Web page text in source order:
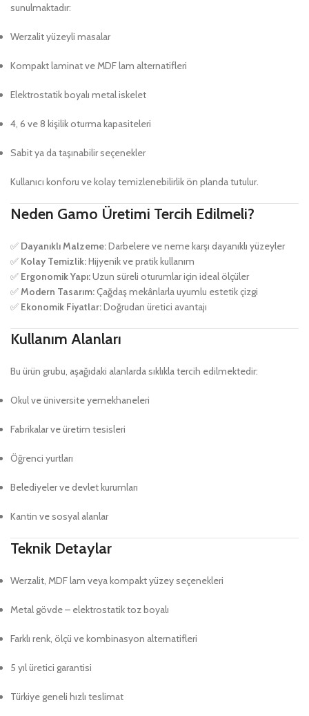
sunulmaktadır:
Werzalit yüzeyli masalar
Kompakt laminat ve MDF lam alternatifleri
Elektrostatik boyalı metal iskelet
4, 6 ve 8 kişilik oturma kapasiteleri
Sabit ya da taşınabilir seçenekler
Kullanıcı konforu ve kolay temizlenebilirlik ön planda tutulur.
Neden Gamo Üretimi Tercih Edilmeli?
✅ Dayanıklı Malzeme:Darbelere ve neme karşı dayanıklı yüzeyler
✅ Kolay Temizlik:Hijyenik ve pratik kullanım
✅ Ergonomik Yapı:Uzun süreli oturumlar için ideal ölçüler
✅Modern Tasarım:Çağdaş mekânlarla uyumlu estetik çizgi
✅ Ekonomik Fiyatlar:Doğrudan üretici avantajı
Kullanım Alanları
Bu ürün grubu, aşağıdaki alanlarda sıklıkla tercih edilmektedir:
Okul ve üniversite yemekhaneleri
Fabrikalar ve üretim tesisleri
Öğrenci yurtları
Belediyeler ve devlet kurumları
Kantin ve sosyal alanlar
Teknik Detaylar
Werzalit, MDF lam veya kompakt yüzey seçenekleri
Metal gövde – elektrostatik toz boyalı
Farklı renk, ölçü ve kombinasyon alternatifleri
5 yıl üretici garantisi
Türkiye geneli hızlı teslimat